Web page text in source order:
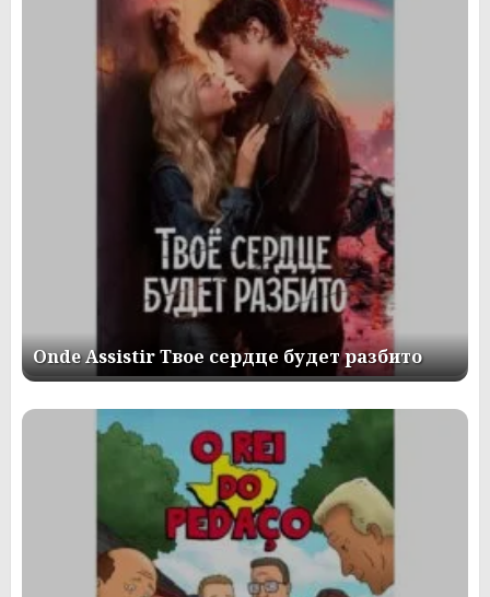
Onde Assistir Твое сердце будет разбито